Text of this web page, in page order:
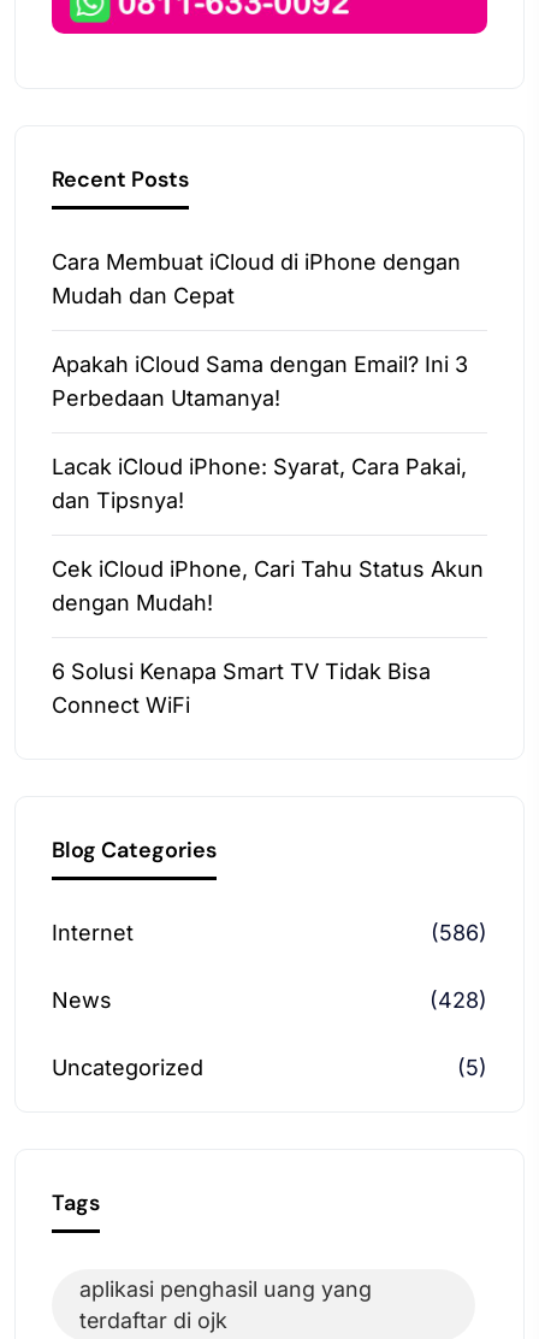
Recent Posts
Cara Membuat iCloud di iPhone dengan
Mudah dan Cepat
Apakah iCloud Sama dengan Email? Ini 3
Perbedaan Utamanya!
Lacak iCloud iPhone: Syarat, Cara Pakai,
dan Tipsnya!
Cek iCloud iPhone, Cari Tahu Status Akun
dengan Mudah!
6 Solusi Kenapa Smart TV Tidak Bisa
Connect WiFi
Blog Categories
Internet (586)
News (428)
Uncategorized (5)
Tags
aplikasi penghasil uang yang
terdaftar di ojk